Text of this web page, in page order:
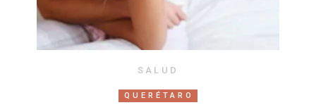
SALUD
QUERÉTARO